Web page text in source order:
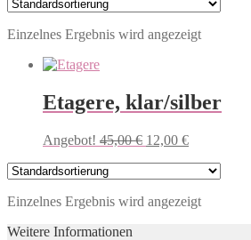
Einzelnes Ergebnis wird angezeigt
Etagere, klar/silber
Angebot! 45,00€ 12,00 €
Einzelnes Ergebnis wird angezeigt
Weitere Informationen